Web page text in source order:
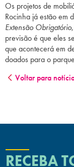
Os projetos de
Rocinha já estão em
Extensão Obrigatório
previsão é que eles
que acontecerá em
doados para o
Voltar para
RECEBA